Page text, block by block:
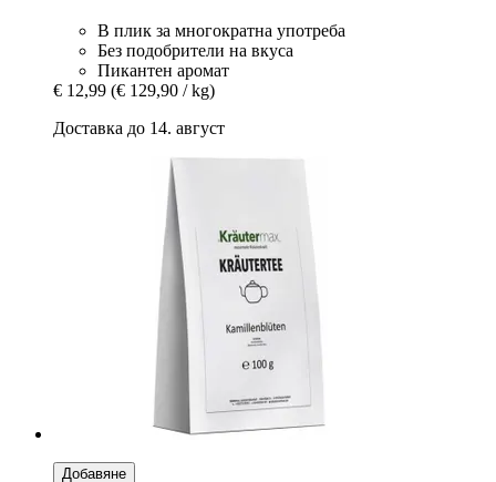
В плик за многократна употреба
Без подобрители на вкуса
Пикантен аромат
€ 12,99 (€ 129,90 / kg)
Доставка до 14. август
Добавяне